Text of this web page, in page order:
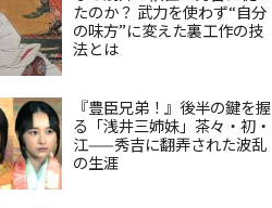
たのか？ 武力を使わず“自分
の味方”に変えた裏工作の技
法とは
『豊臣兄弟！』後半の鍵を握
る「浅井三姉妹」茶々・初・
江——秀吉に翻弄された波乱
の生涯